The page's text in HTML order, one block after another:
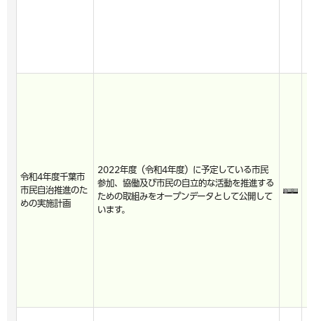
令和4年度千葉市
市民自治推進のた
めの実施計画
2022年度（令和4年度）に予定している市民
参加、協働及び市民の自立的な活動を推進する
ための取組みをオープンデータとして公開して
います。